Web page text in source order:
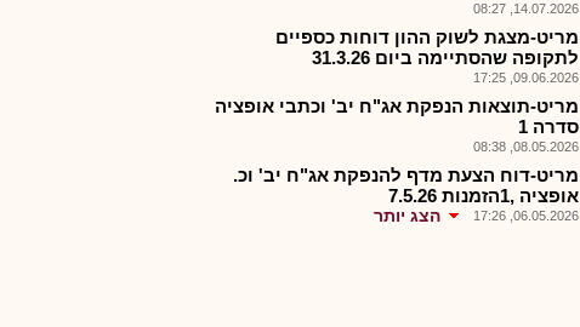
14.07.2026, 08:27
מריט-מצגת לשוק ההון דוחות כספיים
לתקופה שהסתיימה ביום 31.3.26
09.06.2026, 17:25
מריט-תוצאות הנפקת אג"ח יב' וכתבי אופציה
סדרה 1
08.05.2026, 08:38
מריט-דוח הצעת מדף להנפקת אג"ח יב' וכ.
אופציה ,1הזמנות 7.5.26
06.05.2026, 17:26 הצג יותר